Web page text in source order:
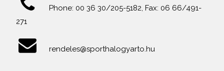
Phone: 00 36 30/205-5182, Fax: 06 66/491-
271
rendeles@sporthalogyarto.hu